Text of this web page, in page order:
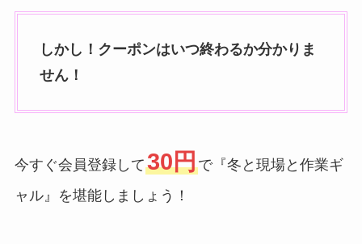
しかし！クーポンはいつ終わるか分かりま
せん！
今すぐ会員登録して30円で『冬と現場と作業ギ
ャル』を堪能しましょう！